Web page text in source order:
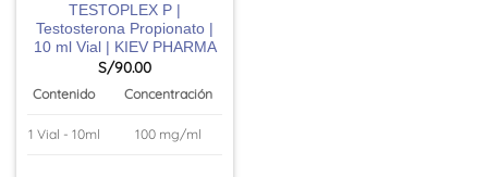
TESTOPLEX P |
Testosterona Propionato |
10 ml Vial | KIEV PHARMA
S/90.00
Contenido Concentración
1 Vial - 10ml 100 mg/ml